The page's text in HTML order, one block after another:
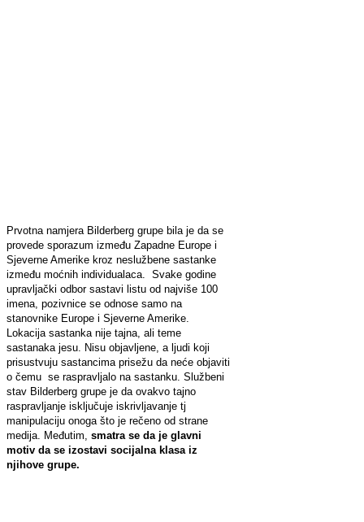
Prvotna namjera Bilderberg grupe bila je da se
provede sporazum između Zapadne Europe i
Sjeverne Amerike kroz neslužbene sastanke
između moćnih individualaca. Svake godine
upravljački odbor sastavi listu od najviše 100
imena, pozivnice se odnose samo na
stanovnike Europe i Sjeverne Amerike.
Lokacija sastanka nije tajna, ali teme
sastanaka jesu. Nisu objavljene, a ljudi koji
prisustvuju sastancima prisežu da neće objaviti
o čemu se raspravljalo na sastanku. Službeni
stav Bilderberg grupe je da ovakvo tajno
raspravljanje isključuje iskrivljavanje tj
manipulaciju onoga što je rečeno od strane
medija. Međutim, smatra se da je glavni
motiv da se izostavi socijalna klasa iz
njihove grupe.